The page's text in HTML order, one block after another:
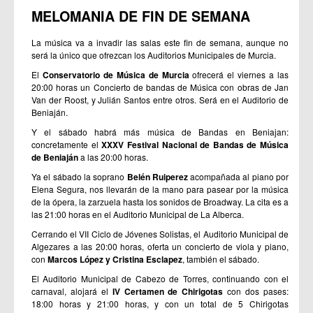
MELOMANIA DE FIN DE SEMANA
La música va a invadir las salas este fin de semana, aunque no
será la único que ofrezcan los Auditorios Municipales de Murcia.
El Conservatorio de Música de Murcia ofrecerá el viernes a las
20:00 horas un Concierto de bandas de Música con obras de Jan
Van der Roost, y Julián Santos entre otros. Será en el Auditorio de
Beniaján.
Y el sábado habrá más música de Bandas en Beniajan:
concretamente elXXXV Festival Nacional de Bandas de Música
de Beniajána las 20:00 horas.
Ya el sábado la soprano Belén Ruiperezacompañada al piano por
Elena Segura, nos llevarán de la mano para pasear por la música
de la ópera, la zarzuela hasta los sonidos de Broadway. La cita es a
las 21:00 horas en el Auditorio Municipal de La Alberca.
Cerrando el VII Ciclo de Jóvenes Solistas, el Auditorio Municipal de
Algezares a las 20:00 horas, oferta un concierto de viola y piano,
con Marcos López y Cristina Esclapez, también el sábado.
El Auditorio Municipal de Cabezo de Torres, continuando con el
carnaval, alojará el IV Certamen de Chirigotas con dos pases:
18:00 horas y 21:00 horas, y con un total de 5 Chirigotas